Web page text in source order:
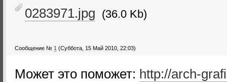
0283971.jpg (36.0 Kb)
Сообщение № 1 (Суббота, 15 Май 2010, 22:03)
Может это поможет: http://arch-